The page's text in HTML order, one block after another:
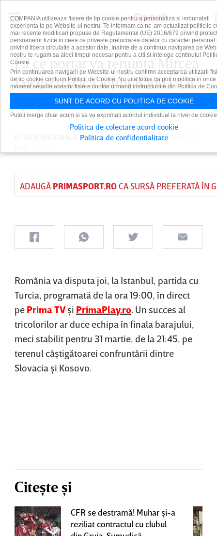
La ce portar va renunţa Mircea
Lucescu dacă Ionuţ Radu va fi
apt pentru meciul cu Turcia
PUBLICAT DEDAIAN CUTU
ADAUGĂ PRIMASPORT.ROCA SURSĂ PREFERATĂ ÎN
România va disputa joi, la Istanbul, partida cu
Turcia, programată de la ora 19:00, în direct
pe Prima TVşi PrimaPlay.ro. Un succes al
tricolorilor ar duce echipa în finala barajului,
meci stabilit pentru 31 martie, de la 21:45, pe
terenul câştigătoarei confruntării dintre
Slovacia şi Kosovo.
Citește și
CFR se destramă! Muhar şi-a
reziliat contractul cu clubul
COMPANIA utilizeaza fisiere de tip cookie pentru a personaliza si imbunatati
experienta ta pe Website-ul nostru. Te informam ca ne-am actualizat politicile
mai recente modificari propuse de Regulamentul (UE) 2016/679 privind
persoanelor fizice in ceea ce priveste prelucrarea datelor cu caracter personal
privind libera circulatie a acestor date. Inainte de a continua navigarea pe
nostru te rugam sa aloci timpul necesar pentru a citi si intelege continutul
Cookie.
Prin continuarea navigarii pe Website-ul nostru confirmi acceptarea utilizarii
de tip cookie conform Politicii de Cookie. Nu uita totusi ca poti modifica in orice
moment setarile acestor fisiere cookie urmand instructiunile din Politica de
SUNT DE ACORD CU POLITICA DE COOKIE
Puteti merge chiar acum si sa va exprimati acordul individual la nivel de
Politica de colectare acord cookie
Politica de confidentialitate